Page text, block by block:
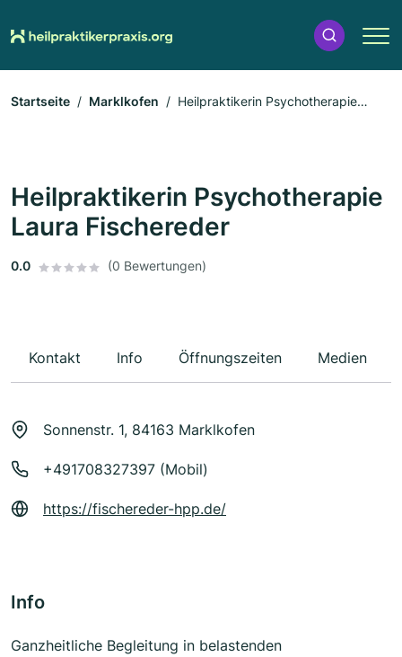
Startseite Marklkofen
Heilpraktikerin Psychotherapie
Heilpraktikerin Psychotherapie
Laura Fischereder
0.0 (0 Bewertungen)
Kontakt Info Öffnungszeiten Medien
Sonnenstr. 1, 84163 Marklkofen
+491708327397 (Mobil)
https://fischereder-hpp.de/
Info
Ganzheitliche Begleitung in belastenden